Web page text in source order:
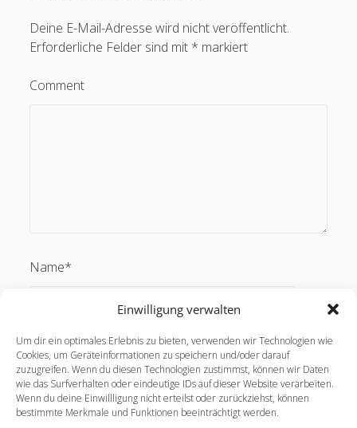
Einwilligung verwalten
Um dir ein optimales Erlebnis zu bieten, verwenden wir Technologien wie
Cookies, um Geräteinformationen zu speichern und/oder darauf
zuzugreifen. Wenn du diesen Technologien zustimmst, können wir Daten
wie das Surfverhalten oder eindeutige IDs auf dieser Website verarbeiten.
Wenn du deine Einwillligung nicht erteilst oder zurückziehst, können
bestimmte Merkmale und Funktionen beeinträchtigt werden.
Deine E-Mail-Adresse wird nicht veröffentlicht.
Erforderliche Felder sind mit * markiert
Comment
Name*
Email*
Webseite